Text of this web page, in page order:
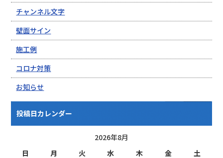
チャンネル文字
壁面サイン
施工例
コロナ対策
お知らせ
投稿日カレンダー
2026年8月
日
月 火 水 木 金 土